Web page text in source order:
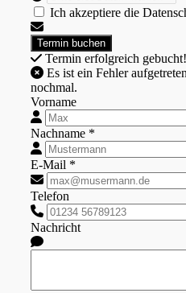
Ich akzeptiere die
Termin erfolgreich gebucht!
nochmal.
Vorname
Nachname *
E-Mail *
Telefon
Nachricht